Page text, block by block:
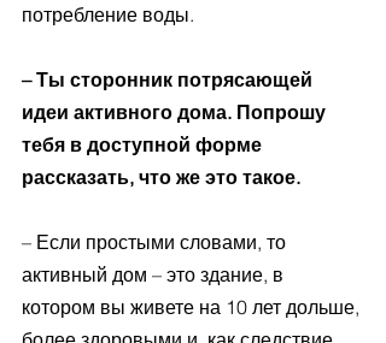
потребление воды.
– Ты сторонник потрясающей
идеи активного дома. Попрошу
тебя в доступной форме
рассказать, что же это такое.
– Если простыми словами, то
активный дом – это здание, в
котором вы живете на 10 лет дольше,